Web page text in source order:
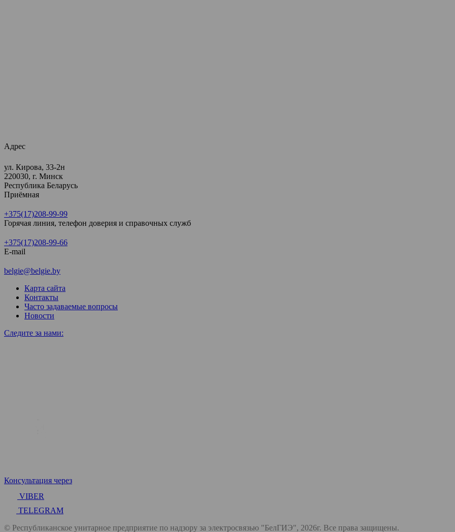
Адрес
ул. Кирова, 33-2н
220030, г. Минск
Республика Беларусь
Приёмная
+375(17)208-99-99
Горячая линия, телефон доверия и справочных служб
+375(17)208-99-66
E-mail
belgie@belgie.by
Карта сайта
Контакты
Часто задаваемые вопросы
Новости
Следите за нами:
Консультация через
VIBER
TELEGRAM
© Республиканское унитарное предприятие по надзору за электросвязью "БелГИЭ", 2026г. Все права защищены.